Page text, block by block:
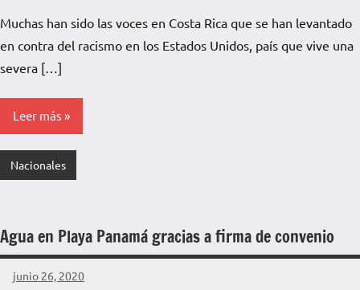
de
La
Pampa
Muchas han sido las voces en Costa Rica que se han levantado
en contra del racismo en los Estados Unidos, país que vive una
severa […]
Leer más
Nacionales
Agua en Playa Panamá gracias a firma de convenio
junio 26, 2020
La
No